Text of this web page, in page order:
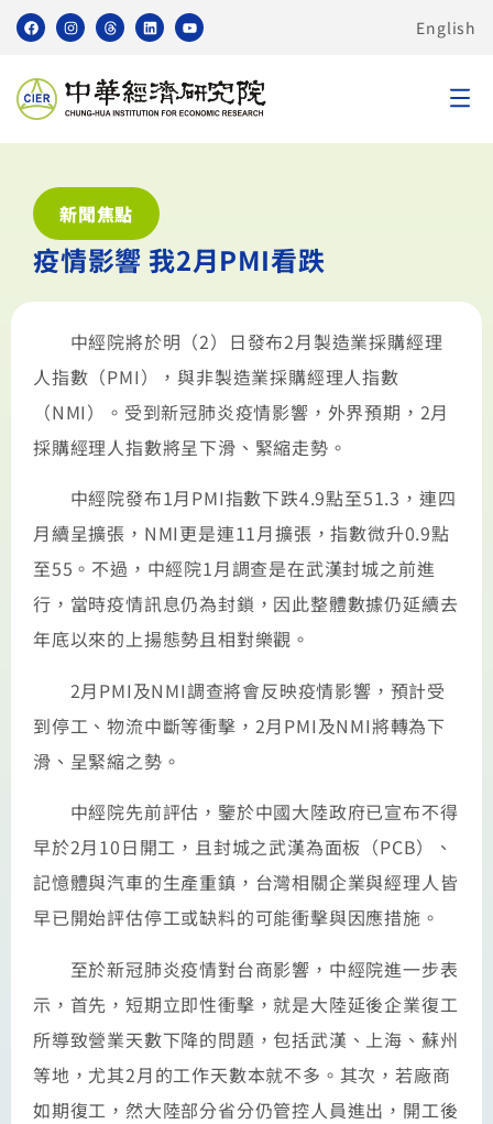
English
新聞焦點
疫情影響 我2月PMI看跌
中經院將於明（2）日發布2月製造業採購經理
人指數（PMI），與非製造業採購經理人指數
（NMI）。受到新冠肺炎疫情影響，外界預期，2月
採購經理人指數將呈下滑、緊縮走勢。
中經院發布1月PMI指數下跌4.9點至51.3，連四
月續呈擴張，NMI更是連11月擴張，指數微升0.9點
至55。不過，中經院1月調查是在武漢封城之前進
行，當時疫情訊息仍為封鎖，因此整體數據仍延續去
年底以來的上揚態勢且相對樂觀。
2月PMI及NMI調查將會反映疫情影響，預計受
到停工、物流中斷等衝擊，2月PMI及NMI將轉為下
滑、呈緊縮之勢。
中經院先前評估，鑒於中國大陸政府已宣布不得
早於2月10日開工，且封城之武漢為面板（PCB）、
記憶體與汽車的生產重鎮，台灣相關企業與經理人皆
早已開始評估停工或缺料的可能衝擊與因應措施。
至於新冠肺炎疫情對台商影響，中經院進一步表
示，首先，短期立即性衝擊，就是大陸延後企業復工
所導致營業天數下降的問題，包括武漢、上海、蘇州
等地，尤其2月的工作天數本就不多。其次，若廠商
如期復工，然大陸部分省分仍管控人員進出，開工後